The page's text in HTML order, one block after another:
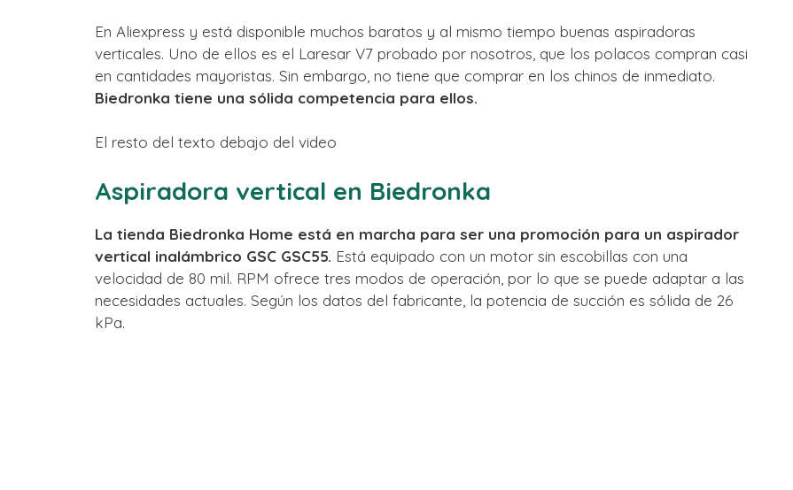
En Aliexpress y está disponible muchos baratos y al mismo tiempo buenas aspiradoras
verticales. Uno de ellos es el Laresar V7 probado por nosotros, que los polacos compran casi
en cantidades mayoristas. Sin embargo, no tiene que comprar en los chinos de inmediato.
Biedronka tiene una sólida competencia para ellos.
El resto del texto debajo del video
Aspiradora vertical en Biedronka
La tienda Biedronka Home está en marcha para ser una promoción para un aspirador
vertical inalámbrico GSC GSC55. Está equipado con un motor sin escobillas con una
velocidad de 80 mil. RPM ofrece tres modos de operación, por lo que se puede adaptar a las
necesidades actuales. Según los datos del fabricante, la potencia de succión es sólida de 26
kPa.